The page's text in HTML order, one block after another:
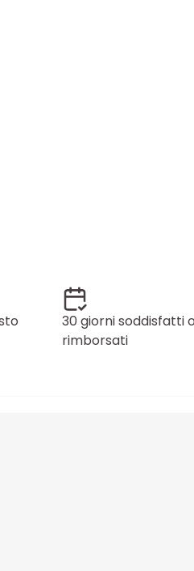
30 giorni soddisfatti o
rimborsati